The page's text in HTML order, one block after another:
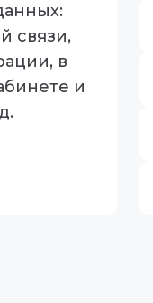
связи,
в
и